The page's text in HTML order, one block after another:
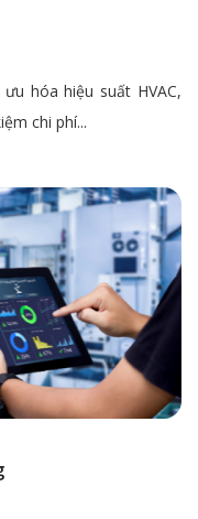
hóa hiệu suất HVAC,
chi phí...